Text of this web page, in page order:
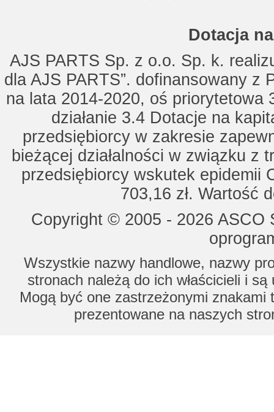
Dotacja
AJS PARTS Sp. z o.o. Sp. k.
dla AJS PARTS”. dofinansowany z
na lata 2014-2020, oś priorytetowa
działanie 3.4 Dotacje na
przedsiębiorcy w zakresie
bieżącej działalności w związku z
przedsiębiorcy wskutek epidemii
703,16 zł. Wartość
Copyright © 2005 - 2026
Wszystkie nazwy handlowe, nazwy
stronach należą do ich właścicieli i
Mogą być one zastrzeżonymi znakami
prezentowane na naszych